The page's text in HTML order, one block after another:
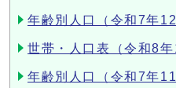
年齢別人口（令和7年
世帯・人口表（令和8年
年齢別人口（令和7年